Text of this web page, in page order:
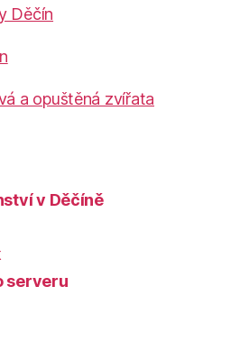
Děčín
a opuštěná zvířata
v Děčíně
serveru